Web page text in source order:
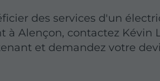
des services d'un
à Alençon, contactez Kévin
et demandez votre